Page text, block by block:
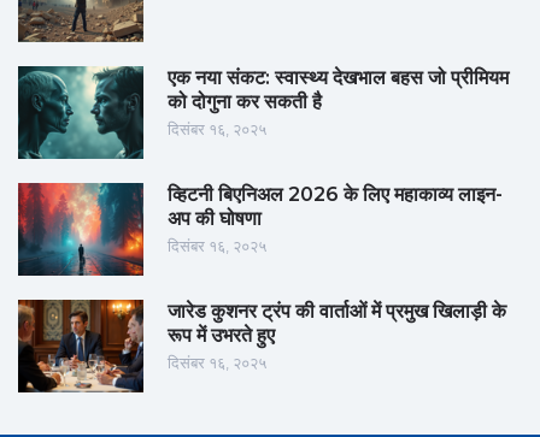
एक नया संकट: स्वास्थ्य देखभाल बहस जो प्रीमियम
को दोगुना कर सकती है
दिसंबर १६, २०२५
व्हिटनी बिएनिअल 2026 के लिए महाकाव्य लाइन-
अप की घोषणा
दिसंबर १६, २०२५
जारेड कुशनर ट्रंप की वार्ताओं में प्रमुख खिलाड़ी के
रूप में उभरते हुए
दिसंबर १६, २०२५